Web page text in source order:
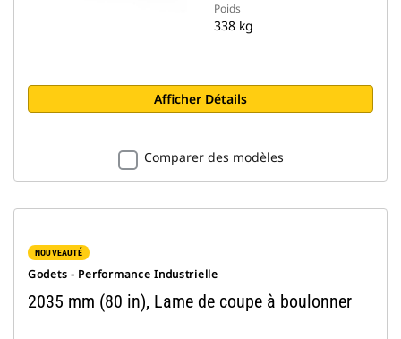
Poids
338 kg
Afficher Détails
Comparer des modèles
NOUVEAUTÉ
Godets - Performance Industrielle
2035 mm (80 in), Lame de coupe à boulonner